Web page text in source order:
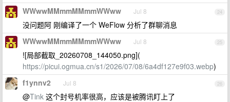
24
WWwwMMmmMMmmWWww Jul 8
没问题阿 刚编译了一个 WeFlow 分析了群聊消息
25
WWwwMMmmMMmmWWww Jul 8
![局部截取_20260708_144050.png](
https://picui.ogmua.cn/s1/2026/07/08/6a4df127e9f03.webp)
26
f1ynnv2 Jul 8
@Tink 这个封号机率很高，应该是被腾讯盯上了